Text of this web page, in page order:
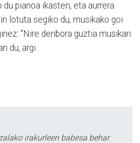
du pianoa ikasten, eta aurrera
lotuta segiko du, musikako goi
"Nire denbora guztia musikari
du, argi.
irakurleen babesa behar